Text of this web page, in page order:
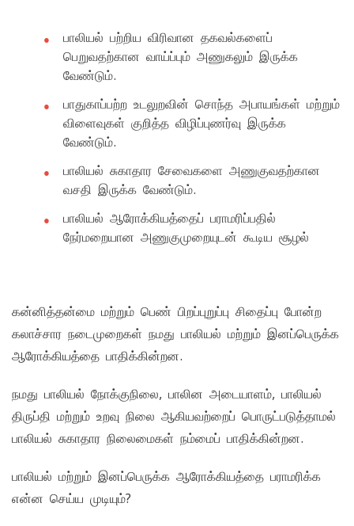
பாலியல் பற்றிய விரிவான தகவல்களைப்
பெறுவதற்கான வாய்ப்பும் அணுகலும் இருக்க
வேண்டும்.
பாதுகாப்பற்ற உடலுறவின் சொந்த அபாயங்கள் மற்றும்
விளைவுகள் குறித்த விழிப்புணர்வு இருக்க
வேண்டும்.
பாலியல் சுகாதார சேவைகளை அணுகுவதற்கான
வசதி இருக்க வேண்டும்.
பாலியல் ஆரோக்கியத்தைப் பராமரிப்பதில்
நேர்மறையான அணுகுமுறையுடன் கூடிய சூழல்
கன்னித்தன்மை மற்றும் பெண் பிறப்புறுப்பு சிதைப்பு போன்ற
கலாச்சார நடைமுறைகள் நமது பாலியல் மற்றும் இனப்பெருக்க
ஆரோக்கியத்தை பாதிக்கின்றன.
நமது பாலியல் நோக்குநிலை, பாலின அடையாளம், பாலியல்
திருப்தி மற்றும் உறவு நிலை ஆகியவற்றைப் பொருட்படுத்தாமல்
பாலியல் சுகாதார நிலைமைகள் நம்மைப் பாதிக்கின்றன.
பாலியல் மற்றும் இனப்பெருக்க ஆரோக்கியத்தை பராமரிக்க
என்ன செய்ய முடியும்?